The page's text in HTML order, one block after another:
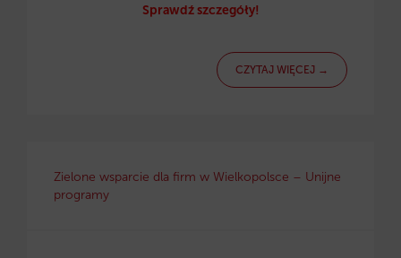
Sprawdź szczegóły!
CZYTAJ WIĘCEJ →
Zielone wsparcie dla firm w Wielkopolsce – Unijne
programy